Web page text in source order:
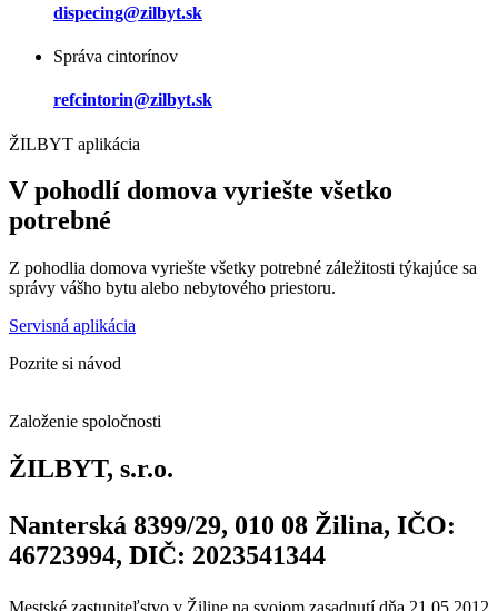
dispecing@zilbyt.sk
Správa cintorínov
refcintorin@zilbyt.sk
ŽILBYT aplikácia
V pohodlí domova vyriešte všetko
potrebné
Z pohodlia domova vyriešte všetky potrebné záležitosti týkajúce sa
správy vášho bytu alebo nebytového priestoru.
Servisná aplikácia
Pozrite si návod
Založenie spoločnosti
ŽILBYT, s.r.o.
Nanterská 8399/29, 010 08 Žilina, IČO:
46723994, DIČ: 2023541344